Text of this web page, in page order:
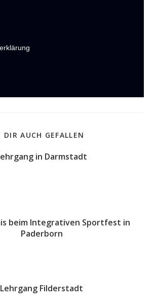
AUCH GEFALLEN
in Darmstadt
beim Integrativen Sportfest in
Paderborn
Lehrgang Filderstadt